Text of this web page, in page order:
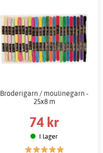
Broderigarn / moulinegarn -
25x8 m
74 kr
I lager